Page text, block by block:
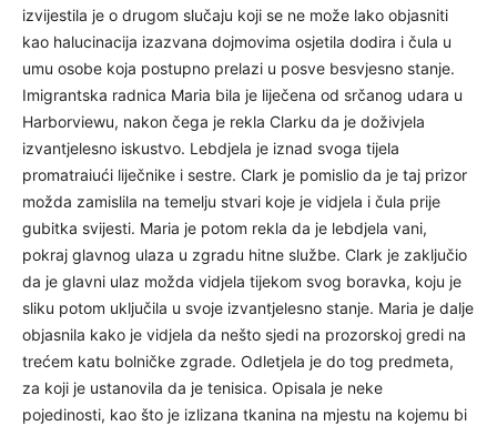
izvijestila je o drugom slučaju koji se ne može lako objasniti
kao halucinacija izazvana dojmovima osjetila dodira i čula u
umu osobe koja postupno prelazi u posve besvjesno stanje.
Imigrantska radnica Maria bila je liječena od srčanog udara u
Harborviewu, nakon čega je rekla Clarku da je doživjela
izvantjelesno iskustvo. Lebdjela je iznad svoga tijela
promatraiući liječnike i sestre. Clark je pomislio da je taj prizor
možda zamislila na temelju stvari koje je vidjela i čula prije
gubitka svijesti. Maria je potom rekla da je lebdjela vani,
pokraj glavnog ulaza u zgradu hitne službe. Clark je zaključio
da je glavni ulaz možda vidjela tijekom svog boravka, koju je
sliku potom uključila u svoje izvantjelesno stanje. Maria je dalje
objasnila kako je vidjela da nešto sjedi na prozorskoj gredi na
trećem katu bolničke zgrade. Odletjela je do tog predmeta,
za koji je ustanovila da je tenisica. Opisala je neke
pojedinosti, kao što je izlizana tkanina na mjestu na kojemu bi